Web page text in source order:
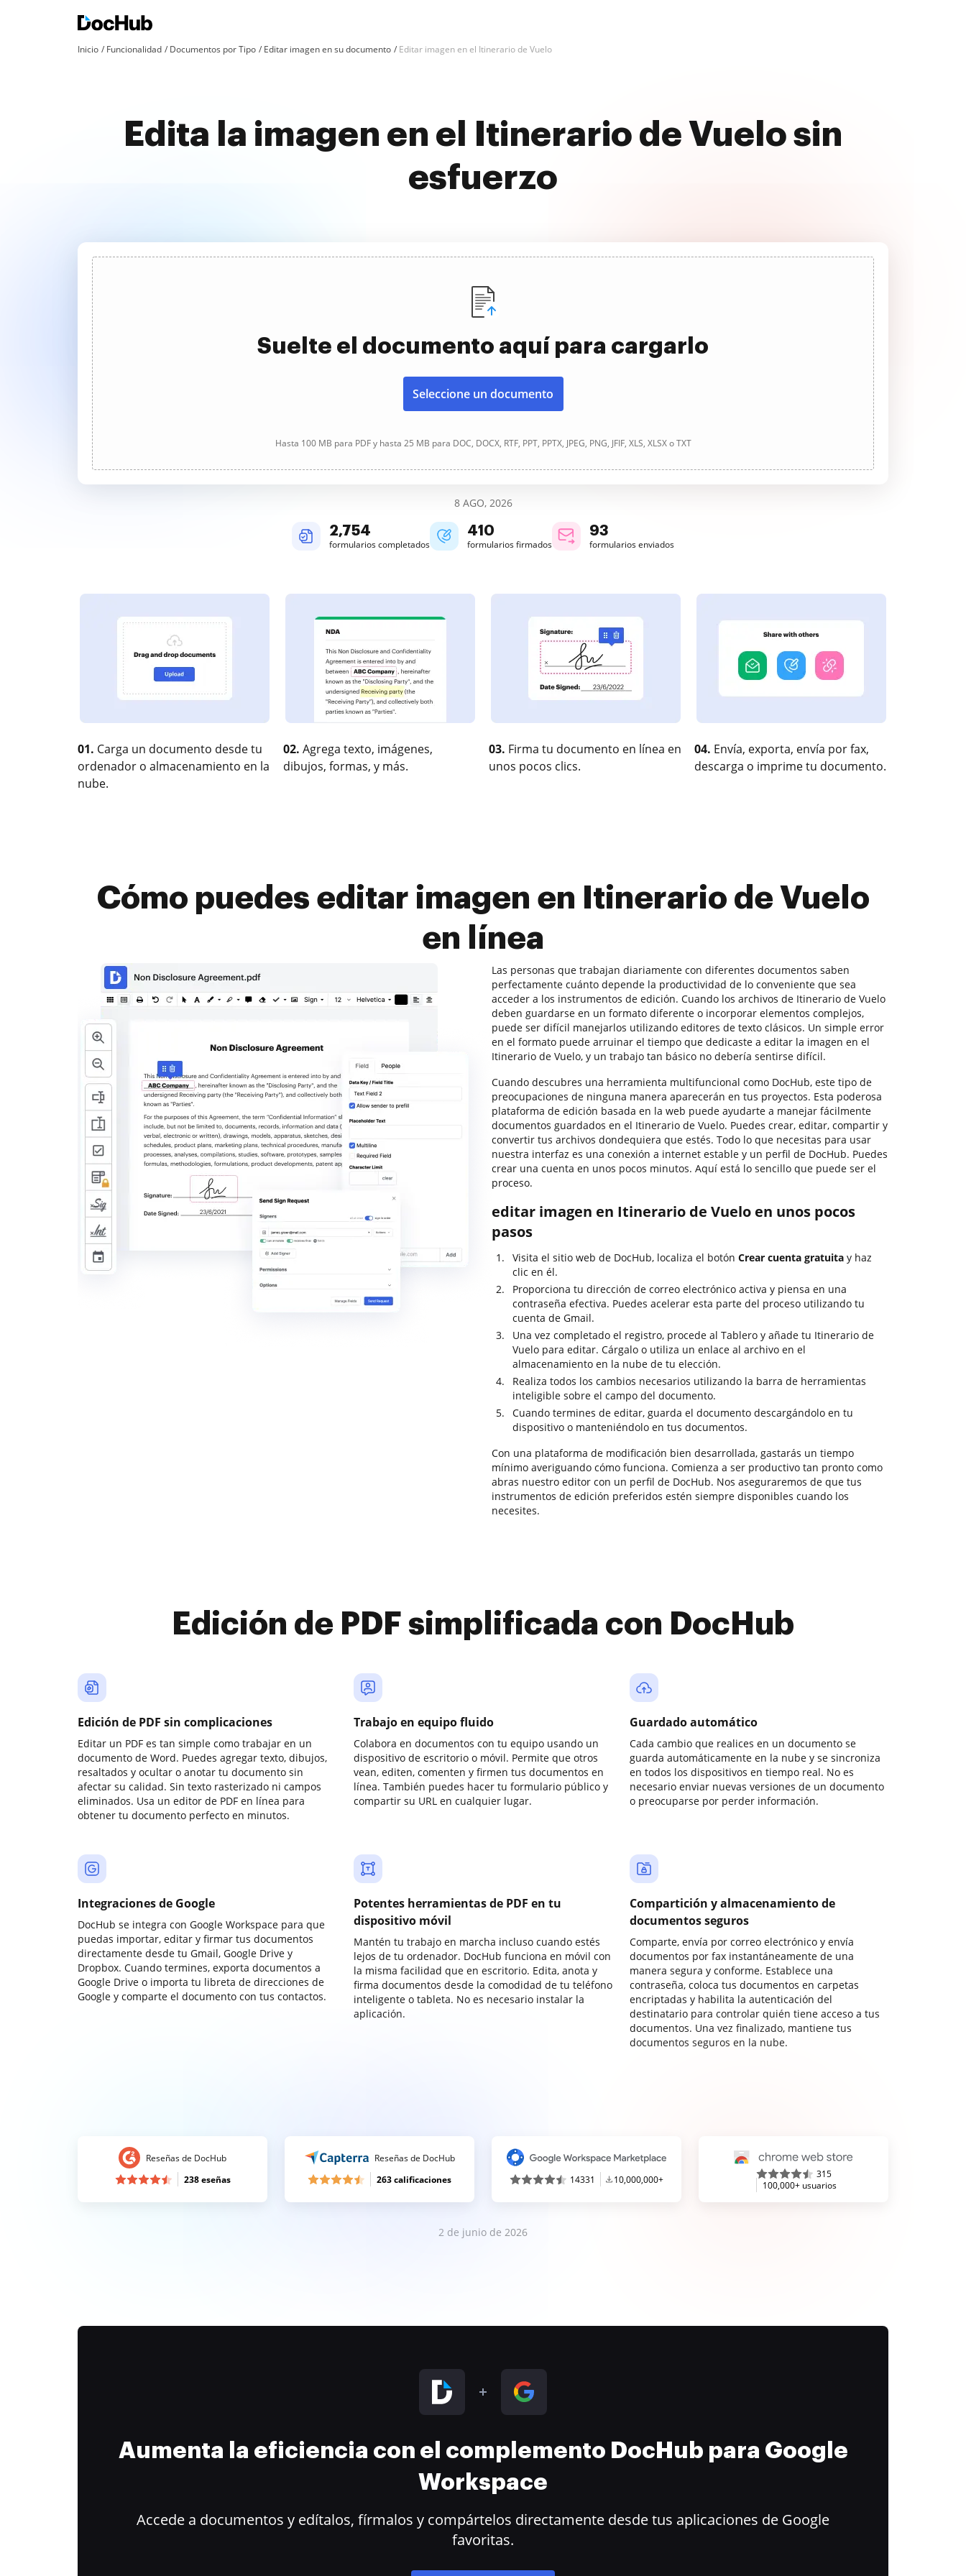
Inicio Funcionalidad Documentos por Tipo Editar imagen en su documento Editar imagen en el Itinerario de Vuelo
Edita la imagen en el Itinerario de Vuelo sin
esfuerzo
Suelte el documento aquí para cargarlo
Seleccione un documento
Hasta 100 MB para PDF y hasta 25 MB para DOC, DOCX, RTF, PPT, PPTX, JPEG, PNG, JFIF, XLS, XLSX o TXT
8 AGO, 2026
2,754
formularios completados
410
formularios firmados
93
formularios enviados
01. Carga un documento desde tu
ordenador o almacenamiento en la
nube.
02. Agrega texto, imágenes,
dibujos, formas, y más.
03. Firma tu documento en línea en
unos pocos clics.
04. Envía, exporta, envía por fax,
descarga o imprime tu documento.
Cómo puedes editar imagen en Itinerario de Vuelo
en línea
Las personas que trabajan diariamente con diferentes documentos saben
perfectamente cuánto depende la productividad de lo conveniente que sea
acceder a los instrumentos de edición. Cuando los archivos de Itinerario de Vuelo
deben guardarse en un formato diferente o incorporar elementos complejos,
puede ser difícil manejarlos utilizando editores de texto clásicos. Un simple error
en el formato puede arruinar el tiempo que dedicaste a editar la imagen en el
Itinerario de Vuelo, y un trabajo tan básico no debería sentirse difícil.
Cuando descubres una herramienta multifuncional como DocHub, este tipo de
preocupaciones de ninguna manera aparecerán en tus proyectos. Esta poderosa
plataforma de edición basada en la web puede ayudarte a manejar fácilmente
documentos guardados en el Itinerario de Vuelo. Puedes crear, editar, compartir y
convertir tus archivos dondequiera que estés. Todo lo que necesitas para usar
nuestra interfaz es una conexión a internet estable y un perfil de DocHub. Puedes
crear una cuenta en unos pocos minutos. Aquí está lo sencillo que puede ser el
proceso.
editar imagen en Itinerario de Vuelo en unos pocos
pasos
Visita el sitio web de DocHub, localiza el botón Crear cuenta gratuita y haz
clic en él.
Proporciona tu dirección de correo electrónico activa y piensa en una
contraseña efectiva. Puedes acelerar esta parte del proceso utilizando tu
cuenta de Gmail.
Una vez completado el registro, procede al Tablero y añade tu Itinerario de
Vuelo para editar. Cárgalo o utiliza un enlace al archivo en el
almacenamiento en la nube de tu elección.
Realiza todos los cambios necesarios utilizando la barra de herramientas
inteligible sobre el campo del documento.
Cuando termines de editar, guarda el documento descargándolo en tu
dispositivo o manteniéndolo en tus documentos.
Con una plataforma de modificación bien desarrollada, gastarás un tiempo
mínimo averiguando cómo funciona. Comienza a ser productivo tan pronto como
abras nuestro editor con un perfil de DocHub. Nos aseguraremos de que tus
instrumentos de edición preferidos estén siempre disponibles cuando los
necesites.
Edición de PDF simplificada con DocHub
Edición de PDF sin complicaciones
Editar un PDF es tan simple como trabajar en un
documento de Word. Puedes agregar texto, dibujos,
resaltados y ocultar o anotar tu documento sin
afectar su calidad. Sin texto rasterizado ni campos
eliminados. Usa un editor de PDF en línea para
obtener tu documento perfecto en minutos.
Trabajo en equipo fluido
Colabora en documentos con tu equipo usando un
dispositivo de escritorio o móvil. Permite que otros
vean, editen, comenten y firmen tus documentos en
línea. También puedes hacer tu formulario público y
compartir su URL en cualquier lugar.
Guardado automático
Cada cambio que realices en un documento se
guarda automáticamente en la nube y se sincroniza
en todos los dispositivos en tiempo real. No es
necesario enviar nuevas versiones de un documento
o preocuparse por perder información.
Integraciones de Google
DocHub se integra con Google Workspace para que
puedas importar, editar y firmar tus documentos
directamente desde tu Gmail, Google Drive y
Dropbox. Cuando termines, exporta documentos a
Google Drive o importa tu libreta de direcciones de
Google y comparte el documento con tus contactos.
Potentes herramientas de PDF en tu
dispositivo móvil
Mantén tu trabajo en marcha incluso cuando estés
lejos de tu ordenador. DocHub funciona en móvil con
la misma facilidad que en escritorio. Edita, anota y
firma documentos desde la comodidad de tu teléfono
inteligente o tableta. No es necesario instalar la
aplicación.
Compartición y almacenamiento de
documentos seguros
Comparte, envía por correo electrónico y envía
documentos por fax instantáneamente de una
manera segura y conforme. Establece una
contraseña, coloca tus documentos en carpetas
encriptadas y habilita la autenticación del
destinatario para controlar quién tiene acceso a tus
documentos. Una vez finalizado, mantiene tus
documentos seguros en la nube.
Reseñas de DocHub
238 eseñas
Reseñas de DocHub
263 calificaciones
14331 10,000,000+
315
100,000+ usuarios
2 de junio de 2026
Aumenta la eficiencia con el complemento DocHub para Google
Workspace
Accede a documentos y edítalos, fírmalos y compártelos directamente desde tus aplicaciones de Google
favoritas.